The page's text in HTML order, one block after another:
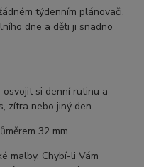
týdenním plánovači.
dne a děti ji snadno
si denní rutinu a
zítra nebo jiný den.
32 mm.
malby. Chybí-li Vám